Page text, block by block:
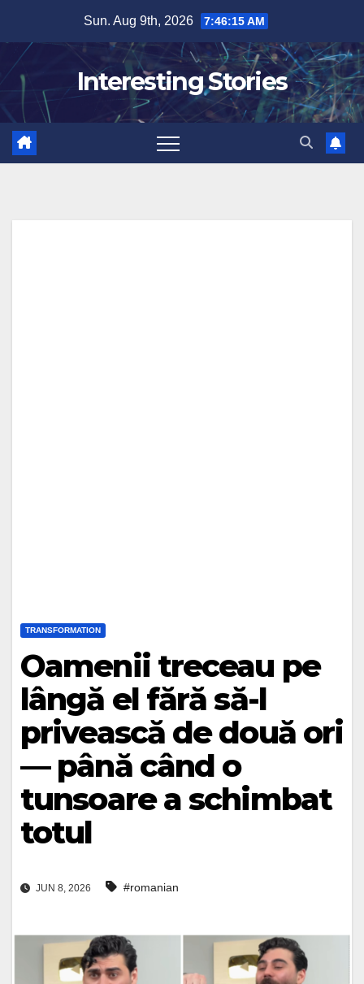
content
Sun. Aug 9th, 2026 7:46:15 AM
Interesting Stories
TRANSFORMATION
Oamenii treceau pe
lângă el fără să-l
privească de două ori
— până când o
tunsoare a schimbat
totul
JUN 8, 2026 #romanian